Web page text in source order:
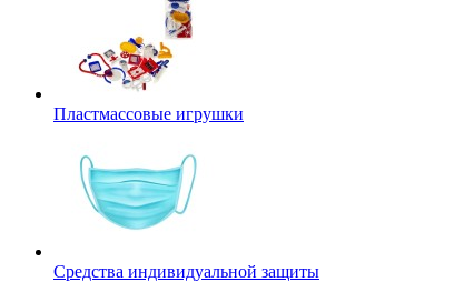
Пластмассовые игрушки
Средства индивидуальной защиты